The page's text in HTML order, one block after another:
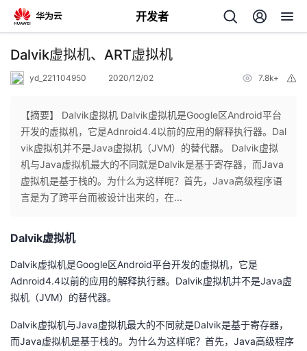
开发者
返
个
人
主
页
我
的
开
发
者
Dalvik虚拟机、ART虚拟机
yd_221104950 2020/12/02 7.8k+
【摘要】 Dalvik虚拟机 Dalvik虚拟机是Google区Android平台
开发的虚拟机，它是Adnroid4.4以前的应用的解释执行器。Dal
vik虚拟机并不是Java虚拟机（JVM）的替代器。 Dalvik虚拟
机与Java虚拟机最大的不同就是Dalvik是基于寄存器，而Java
虚拟机是基于栈的。为什么为这样呢？首先，Java高级程序语
言是为了跨平台而被设计出来的，在...
Dalvik虚拟机
Dalvik虚拟机是Google区Android平台开发的虚拟机，它是
Adnroid4.4以前的应用的解释执行器。Dalvik虚拟机并不是Java虚
拟机（JVM）的替代器。
Dalvik虚拟机与Java虚拟机最大的不同就是Dalvik是基于寄存器，
而Java虚拟机是基于栈的。为什么为这样呢？首先，Java高级程序